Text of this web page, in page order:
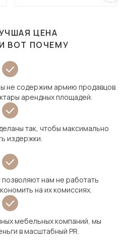
ЦЕНА
ВОТ ПОЧЕМУ
не содержим армию продавцов
арендных площадей.
так, чтобы максимально
издержки.
нам не работать
на их комиссиях.
мебельных компаний, мы
в масштабный PR.